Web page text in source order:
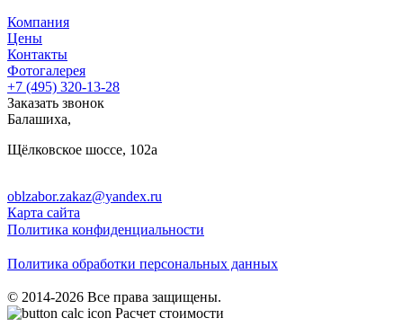
Компания
Цены
Контакты
Фотогалерея
+7 (495) 320-13-28
Заказать звонок
Балашиха,
Щёлковское шоссе, 102а
oblzabor.zakaz@yandex.ru
Карта сайта
Политика конфиденциальности
Политика обработки персональных данных
© 2014-2026 Все права защищены.
Расчет стоимости